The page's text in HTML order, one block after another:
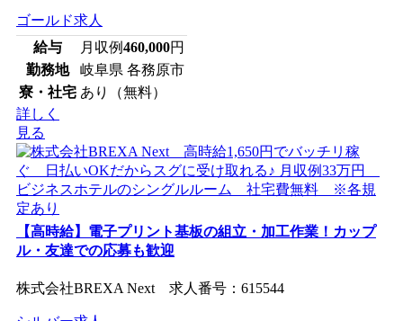
ゴールド求人
給与
月収例460,000円
勤務地
岐阜県 各務原市
寮・社宅 あり（無料）
詳しく
見る
【高時給】電子プリント基板の組立・加工作業！カップ
ル・友達での応募も歓迎
株式会社BREXA Next 求人番号：615544